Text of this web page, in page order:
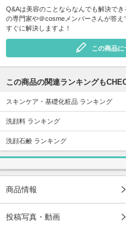
Q&Aは美容のことならなんでも解決で
の専門家や＠cosmeメンバーさんが答
すぐに解決しますよ！
この商品
この商品の関連ランキングも
スキンケア・基礎化粧品 ランキング
洗顔料 ランキング
洗顔石鹸 ランキング
商品情報
投稿写真・動画